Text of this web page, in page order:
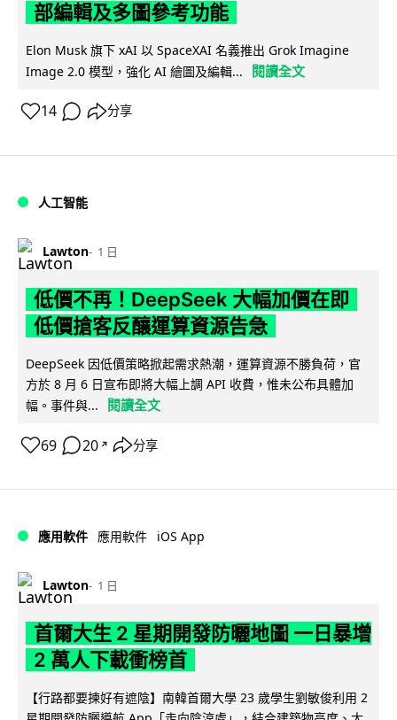
部編輯及多圖參考功能
Elon Musk 旗下 xAI 以 SpaceXAI 名義推出 Grok Imagine
Image 2.0 模型，強化 AI 繪圖及編輯...
閱讀全文
14 分享
人工智能
Lawton 1 日
低價不再！DeepSeek 大幅加價在即
低價搶客反釀運算資源告急
DeepSeek 因低價策略掀起需求熱潮，運算資源不勝負荷，官
方於 8 月 6 日宣布即將大幅上調 API 收費，惟未公布具體加
幅。事件與...
閱讀全文
69 20 ↗ 分享
應用軟件 應用軟件 iOS App
Lawton 1 日
首爾大生 2 星期開發防曬地圖 一日暴增
2 萬人下載衝榜首
【行路都要揀好有遮陰】南韓首爾大學 23 歲學生劉敏俊利用 2